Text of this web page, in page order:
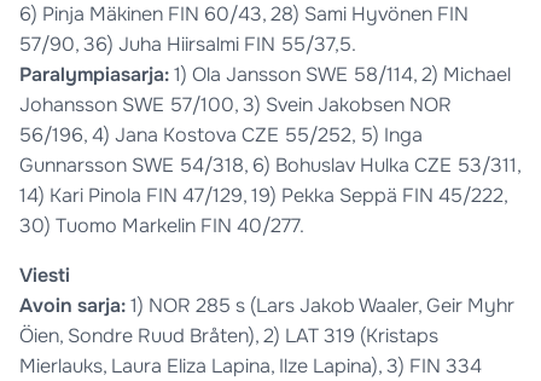
6) Pinja Mäkinen FIN 60/43, 28) Sami Hyvönen FIN
57/90, 36) Juha Hiirsalmi FIN 55/37,5.
Paralympiasarja:1) Ola Jansson SWE 58/114, 2) Michael
Johansson SWE 57/100, 3) Svein Jakobsen NOR
56/196, 4) Jana Kostova CZE 55/252, 5) Inga
Gunnarsson SWE 54/318, 6) Bohuslav Hulka CZE 53/311,
14) Kari Pinola FIN 47/129, 19) Pekka Seppä FIN 45/222,
30) Tuomo Markelin FIN 40/277.
Viesti
Avoin sarja:1) NOR 285 s (Lars Jakob Waaler, Geir Myhr
Öien, Sondre Ruud Bråten), 2) LAT 319 (Kristaps
Mierlauks, Laura Eliza Lapina, Ilze Lapina), 3) FIN 334